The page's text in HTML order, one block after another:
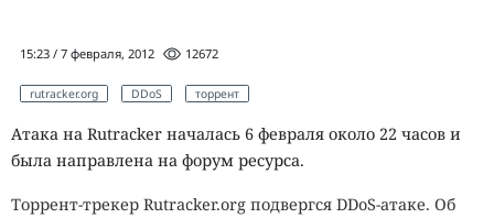
15:23 / 7 февраля, 2012 12672
rutracker.org DDoS торрент
Атака на Rutracker началась 6 февраля около 22 часов и
была направлена на форум ресурса.
Торрент-трекер Rutracker.org подвергся DDoS-атаке. Об